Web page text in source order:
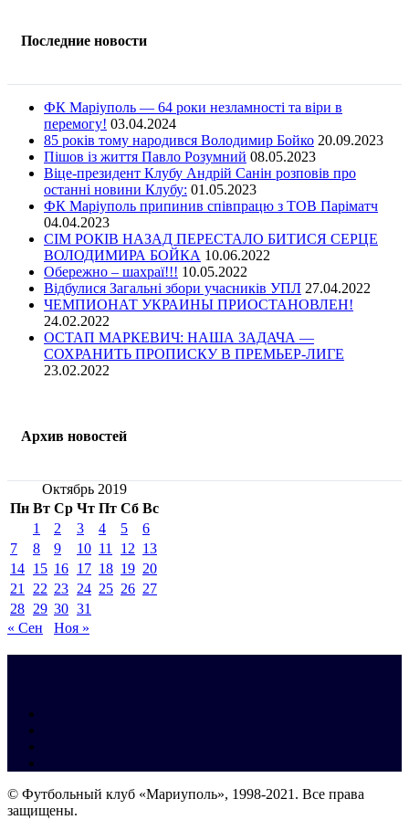
Последние новости
ФК Маріуполь — 64 роки незламності та віри в
перемогу! 03.04.2024
85 років тому народився Володимир Бойко 20.09.2023
Пішов із життя Павло Розумний 08.05.2023
Віце-президент Клубу Андрій Санін розповів про
останні новини Клубу: 01.05.2023
ФК Маріуполь припинив співпрацю з ТОВ Паріматч
04.04.2023
СІМ РОКІВ НАЗАД ПЕРЕСТАЛО БИТИСЯ СЕРЦЕ
ВОЛОДИМИРА БОЙКА 10.06.2022
Обережно – шахраї!!! 10.05.2022
Відбулися Загальні збори учасників УПЛ 27.04.2022
ЧЕМПИОНАТ УКРАИНЫ ПРИОСТАНОВЛЕН!
24.02.2022
ОСТАП МАРКЕВИЧ: НАША ЗАДАЧА —
СОХРАНИТЬ ПРОПИСКУ В ПРЕМЬЕР-ЛИГЕ
23.02.2022
Архив новостей
Октябрь 2019
Пн Вт Ср Чт Пт Сб Вс
1
2 3 4 5
6
7
8 9 10 11 12 13
14 15 16 17 18 19 20
21
22 23 24 25 26 27
28 29 30 31
« Сен
Ноя »
© Футбольный клуб «Мариуполь», 1998-2021. Все права
защищены.